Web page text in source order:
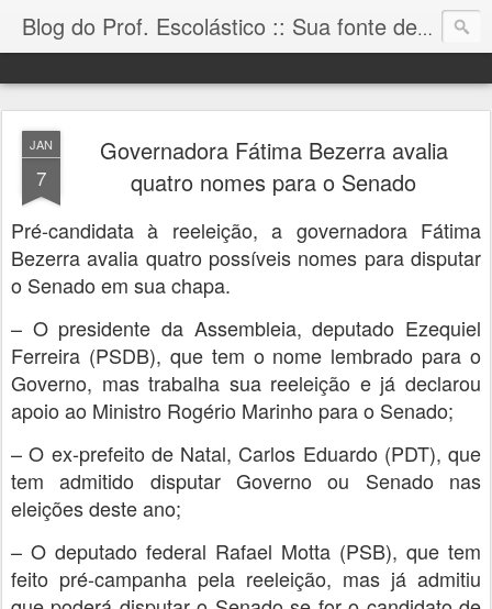
Blog do Prof. Escolástico :: Sua fonte de informação!
JAN
7
Governadora Fátima Bezerra avalia
quatro nomes para o Senado
Pré-candidata à reeleição, a governadora Fátima
Bezerra avalia quatro possíveis nomes para disputar
o Senado em sua chapa.
– O presidente da Assembleia, deputado Ezequiel
Ferreira (PSDB), que tem o nome lembrado para o
Governo, mas trabalha sua reeleição e já declarou
apoio ao Ministro Rogério Marinho para o Senado;
– O ex-prefeito de Natal, Carlos Eduardo (PDT), que
tem admitido disputar Governo ou Senado nas
eleições deste ano;
– O deputado federal Rafael Motta (PSB), que tem
feito pré-campanha pela reeleição, mas já admitiu